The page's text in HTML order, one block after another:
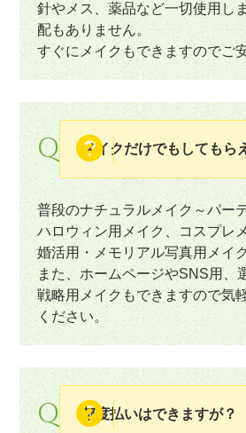
針やメス、薬品など一切使用し
配もありません。
すぐにメイクもできますのでご
Q メイクだけでもしてもら
普段のナチュラルメイク～パー
ハロウィン用メイク、コスプレ
婚活用・メモリアル写真用メイ
また、ホームページやSNS用、
戦略用メイクもできますので気
ください。
Q 都度払いはできますが？